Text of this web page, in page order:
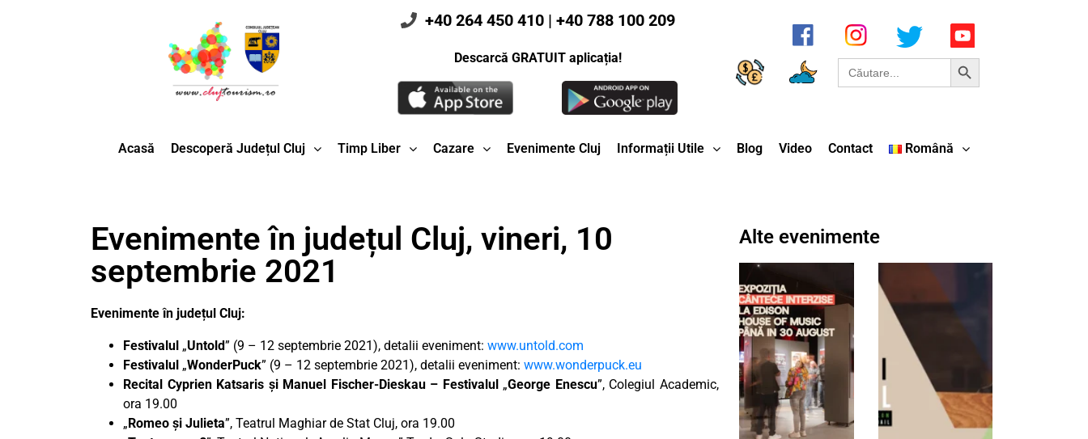
+40 264 450 410 | +40 788 100 209
Descarcă GRATUIT aplicația! Search
for:
Search Button
Acasă Descoperă Județul Cluj Timp Liber Cazare Evenimente Cluj Informații Utile Blog Video Contact Română
Evenimente în județul Cluj, vineri, 10
septembrie 2021
Evenimente în județul Cluj:
Festivalul „Untold” (9 – 12 septembrie 2021), detalii eveniment: www.untold.com
Festivalul „WonderPuck” (9 – 12 septembrie 2021), detalii eveniment: www.wonderpuck.eu
Recital Cyprien Katsaris şi Manuel Fischer-Dieskau – Festivalul „George Enescu”, Colegiul Academic,
ora 19.00
„ Romeo și Julieta”, Teatrul Maghiar de Stat Cluj, ora 19.00
Alte evenimente